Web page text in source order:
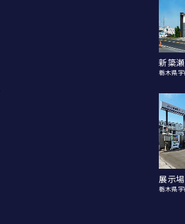
新簗
栃木県
展示場
栃木県